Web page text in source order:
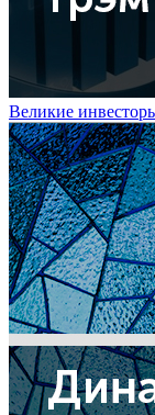
Великие